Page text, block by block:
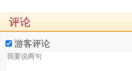
评论
游客评论